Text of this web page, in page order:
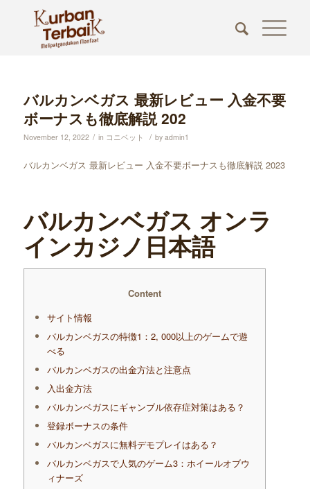
バルカンベガス 最新レビュー 入金不要
ボーナスも徹底解説 202
November 12, 2022 / in コニベット / by admin1
バルカンベガス 最新レビュー 入金不要ボーナスも徹底解説 2023
バルカンベガス オンラ
インカジノ日本語
Content
サイト情報
バルカンベガスの特徴1：2, 000以上のゲームで遊
べる
バルカンベガスの出金方法と注意点
入出金方法
バルカンベガスにギャンブル依存症対策はある？
登録ボーナスの条件
バルカンベガスに無料デモプレイはある？
バルカンベガスで人気のゲーム3：ホイールオブウ
ィナーズ